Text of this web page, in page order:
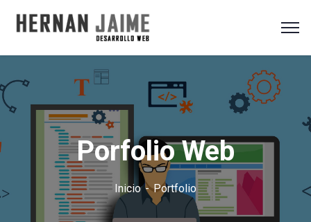
Porfolio Web
Inicio Portfolio